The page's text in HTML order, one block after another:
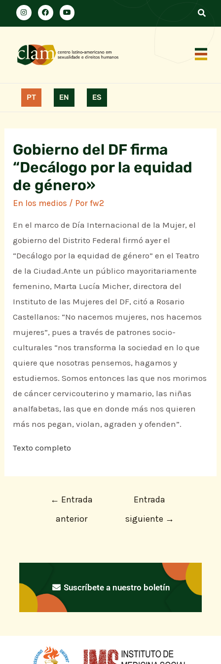
PT EN ES
Gobierno del DF firma
“Decálogo por la equidad
de género»
En los medios / Porfw2
En el marco de Día Internacional de la Mujer, el
gobierno del Distrito Federal firmó ayer el
“Decálogo por la equidad de género” en el Teatro
de la Ciudad.Ante un público mayoritariamente
femenino, Marta Lucía Micher, directora del
Instituto de las Mujeres del DF, citó a Rosario
Castellanos: “No nacemos mujeres, nos hacemos
mujeres”, pues a través de patrones socio-
culturales “nos transforma la sociedad en lo que
quiere que nosotras pensemos, hagamos y
estudiemos. Somos entonces las que nos morimos
de cáncer cervicouterino y mamario, las niñas
analfabetas, las que en donde más nos quieren
más nos pegan, violan, agraden y ofenden”.
Texto completo
← Entrada
anterior
Entrada
siguiente →
Suscríbete a nuestro boletín